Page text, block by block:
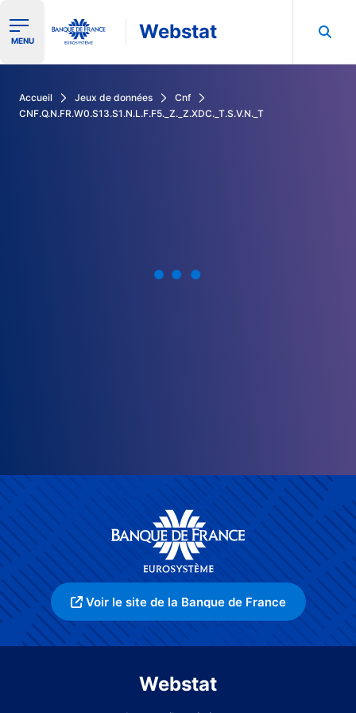
Ouvrir le menu de navigation
MENU Webstat
Accueil Jeux de données
Cnf
CNF.Q.N.FR.W0.S13.S1.N.L.F.F5._Z._Z.XDC._T.S.V.N._T
Voir le site de la Banque de France
Webstat